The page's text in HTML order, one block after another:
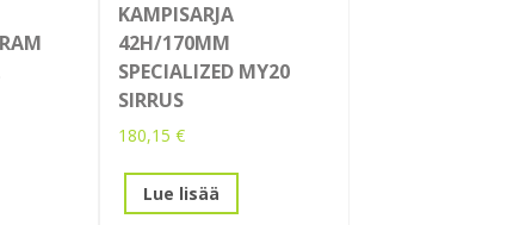
KAMPISARJA
42H/170MM
SPECIALIZED MY20
SIRRUS
180,15 €
Lue lisää